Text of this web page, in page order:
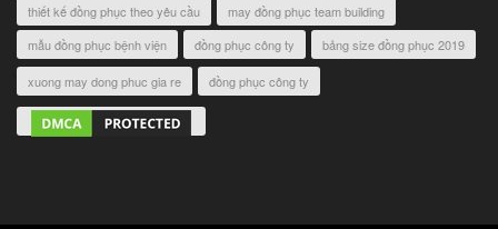
thiết kế đồng phục theo yêu cầu
may đồng phục team building
mẫu đồng phục bệnh viện
đồng phục công ty bảng size đồng phục 2019
xuong may dong phuc gia re đồng phục công ty